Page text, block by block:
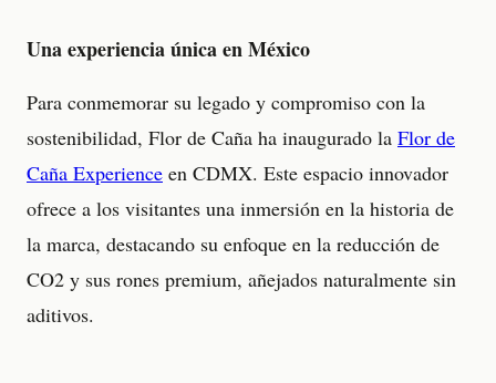
Una experiencia única en México
Para conmemorar su legado y compromiso con la
sostenibilidad, Flor de Caña ha inaugurado la Flor de
Caña Experience en CDMX. Este espacio innovador
ofrece a los visitantes una inmersión en la historia de
la marca, destacando su enfoque en la reducción de
CO2 y sus rones premium, añejados naturalmente sin
aditivos.